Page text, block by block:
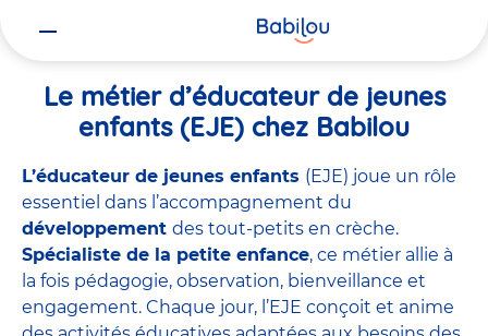
Le métier d’éducateur de jeunes
enfants (EJE) chez Babilou
L’éducateur de jeunes enfants (EJE) joue un rôle
essentiel dans l’accompagnement du
développement des tout-petits en crèche.
Spécialiste de la petite enfance, ce métier allie à
la fois pédagogie, observation, bienveillance et
engagement. Chaque jour, l’EJE conçoit et anime